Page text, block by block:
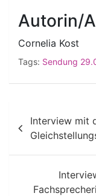
Autorin/
Cornelia Kost
Tags: Sendung
Interview mit